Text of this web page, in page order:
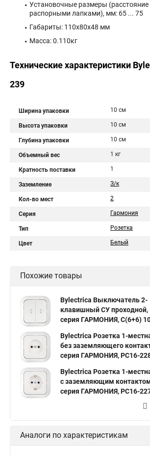
Установочные размеры
распорными лапками), мм: 65 ... 75
Габариты: 110x80x48 мм
Масса: 0.110кг
Технические характеристики
239
Ширина упаковки 10 см
Высота упаковки 10 см
Глубина упаковки 10 см
Объемный вес 1 кг
Кратность поставки 1
Заземление З/к
Кол-во мест 2
Серия Гармония
Тип Розетка
Цвет Белый
Похожие товары
Bylectrica Выключатель 2-
клавишный СУ проходной,
серия ГАРМОНИЯ, С(6+6)
Bylectrica Розетка 1-
без заземляющего
серия ГАРМОНИЯ, РС16-
Bylectrica Розетка 1-
с заземляющим
серия ГАРМОНИЯ, РС16-
Аналоги по характеристикам